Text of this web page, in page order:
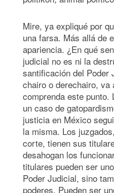
Mire, ya expliqué por
una farsa. Más allá de
apariencia. ¿En qué
judicial no es ni la
santificación del Poder
chairo o derechairo,
comprenda este punto.
un caso de
justicia en México
la misma. Los
corte, tienen sus
desahogan los
titulares pueden ser
Poder Judicial, sino
poderes. Pueden ser